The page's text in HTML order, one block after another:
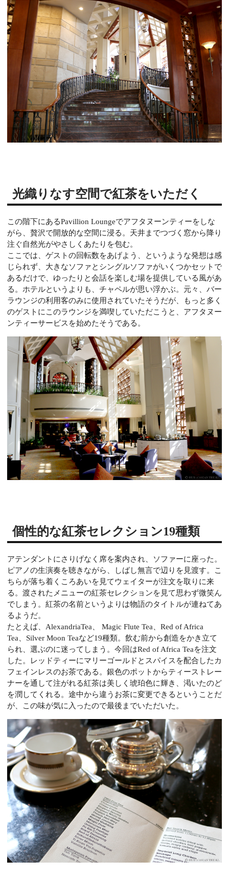
光織りなす空間で紅茶をいただく
この階下にあるPavillion Loungeでアフタヌーンティーをしな
がら、贅沢で開放的な空間に浸る。天井までつづく窓から降り
注ぐ自然光がやさしくあたりを包む。
ここでは、ゲストの回転数をあげよう、というような発想は感
じられず、大きなソファとシングルソファがいくつかセットで
あるだけで、ゆったりと会話を楽しむ場を提供している風があ
る。ホテルというよりも、チャペルが思い浮かぶ。元々、バー
ラウンジの利用客のみに使用されていたそうだが、もっと多く
のゲストにこのラウンジを満喫していただこうと、アフタヌー
ンティーサービスを始めたそうである。
個性的な紅茶セレクション19種類
アテンダントにさりげなく席を案内され、ソファーに座った。
ピアノの生演奏を聴きながら、しばし無言で辺りを見渡す。こ
ちらが落ち着くころあいを見てウェイターが注文を取りに来
る。渡されたメニューの紅茶セレクションを見て思わず微笑ん
でしまう。紅茶の名前というよりは物語のタイトルが連ねてあ
るようだ。
たとえば、AlexandriaTea、 Magic Flute Tea、Red of Africa
Tea、Silver Moon Teaなど19種類。飲む前から創造をかき立て
られ、選ぶのに迷ってしまう。今回はRed of Africa Teaを注文
した。レッドティーにマリーゴールドとスパイスを配合したカ
フェインレスのお茶である。銀色のポットからティーストレー
ナーを通して注がれる紅茶は美しく琥珀色に輝き、渇いたのど
を潤してくれる。途中から違うお茶に変更できるということだ
が、この味が気に入ったので最後までいただいた。